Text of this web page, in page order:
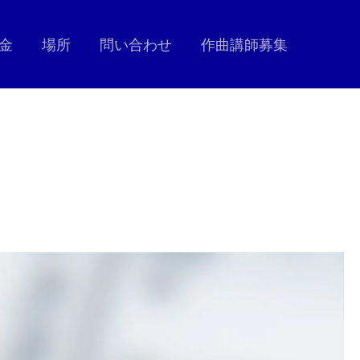
場所 問い合わせ 作曲講師募集